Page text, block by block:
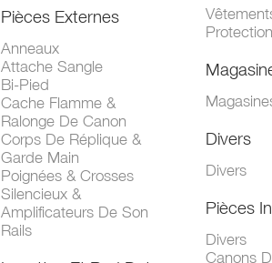
Pièces Externes
Anneaux
Attache Sangle
Bi-Pied
Cache Flamme &
Ralonge De Canon
Corps De Réplique &
Garde Main
Poignées & Crosses
Silencieux &
Amplificateurs De Son
Rails
Divers
Divers
Pièces
Divers
Canons